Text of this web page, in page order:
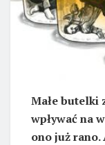
Małe butelki
wpływać na
ono już